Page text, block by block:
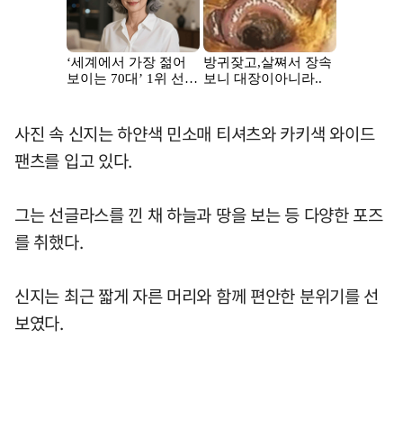
사진 속 신지는 하얀색 민소매 티셔츠와 카키색 와이드
팬츠를 입고 있다.
그는 선글라스를 낀 채 하늘과 땅을 보는 등 다양한 포즈
를 취했다.
신지는 최근 짧게 자른 머리와 함께 편안한 분위기를 선
보였다.